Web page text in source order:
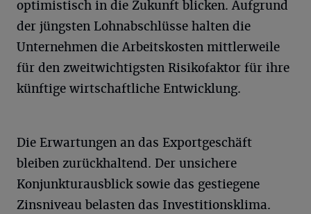
optimistisch in die Zukunft blicken. Aufgrund
der jüngsten Lohnabschlüsse halten die
Unternehmen die Arbeitskosten mittlerweile
für den zweitwichtigsten Risikofaktor für ihre
künftige wirtschaftliche Entwicklung.
Die Erwartungen an das Exportgeschäft
bleiben zurückhaltend. Der unsichere
Konjunkturausblick sowie das gestiegene
Zinsniveau belasten das Investitionsklima.